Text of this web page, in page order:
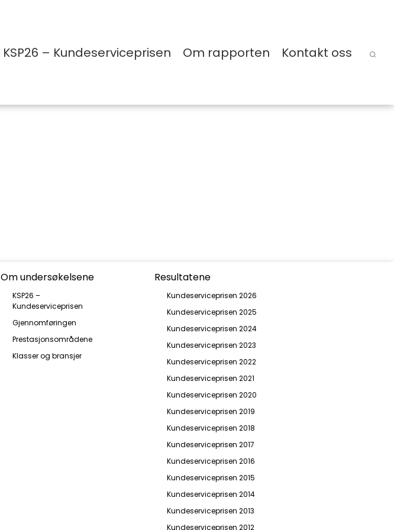
KSP26 – Kundeserviceprisen Om rapporten Kontakt oss
Om undersøkelsene
KSP26 –
Kundeserviceprisen
Gjennomføringen
Prestasjonsområdene
Klasser og bransjer
Resultatene
Kundeserviceprisen 2026
Kundeserviceprisen 2025
Kundeserviceprisen 2024
Kundeserviceprisen 2023
Kundeserviceprisen 2022
Kundeserviceprisen 2021
Kundeserviceprisen 2020
Kundeserviceprisen 2019
Kundeserviceprisen 2018
Kundeserviceprisen 2017
Kundeserviceprisen 2016
Kundeserviceprisen 2015
Kundeserviceprisen 2014
Kundeserviceprisen 2013
Kundeserviceprisen 2012